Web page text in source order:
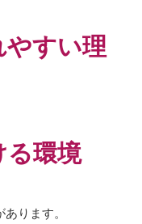
やすい理
る環境
ります。